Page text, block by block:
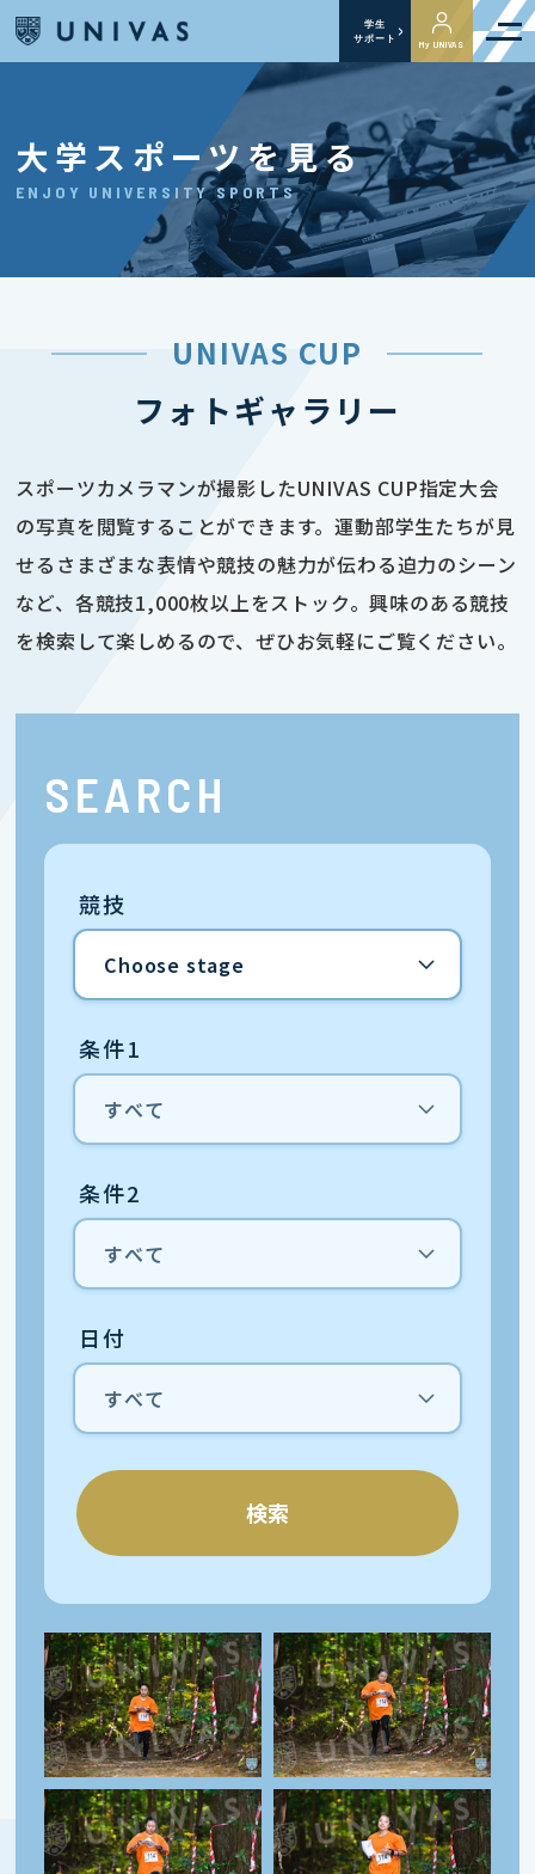
学生
サポート
My UNIVAS
大学スポーツを見る
ENJOY UNIVERSITY SPORTS
UNIVAS CUP
フォトギャラリー
スポーツカメラマンが撮影したUNIVAS CUP指定大会
の写真を閲覧することができます。運動部学生たちが見
せるさまざまな表情や競技の魅力が伝わる迫力のシーン
など、各競技1,000枚以上をストック。興味のある競技
を検索して楽しめるので、ぜひお気軽にご覧ください。
SEARCH
競技
条件1
条件2
日付
検索